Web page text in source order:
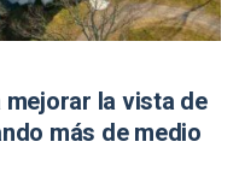
la vista de
más de medio